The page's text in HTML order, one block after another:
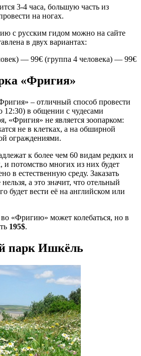
3-4 часа, большую часть из
на ногах.
с русским гидом можно на сайте
в двух вариантах:
— 99€ (группа 4 человека) — 99€
«Фригия»
– отличный способ провести
12:30) в общении с чудесами
«Фригия» не является зоопарком:
не в клетках, а на обширной
ограждениями.
к более чем 60 видам редких и
потомство многих из них будет
в естественную среду. Заказать
а это значит, что отельный
будет вести её на английском или
во «Фригию» может колебаться, но в
195$.
парк Ишкёль